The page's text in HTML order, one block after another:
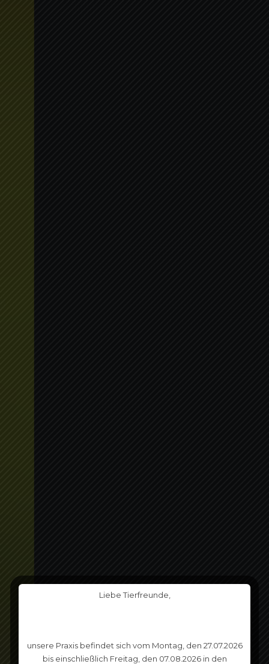
Liebe Tierfreunde,
unsere Praxis befindet sich vom Montag, den 27.07.2026
bis einschließlich Freitag, den 07.08.2026 in den